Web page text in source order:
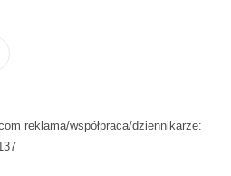
reklama/współpraca/dziennikarze: